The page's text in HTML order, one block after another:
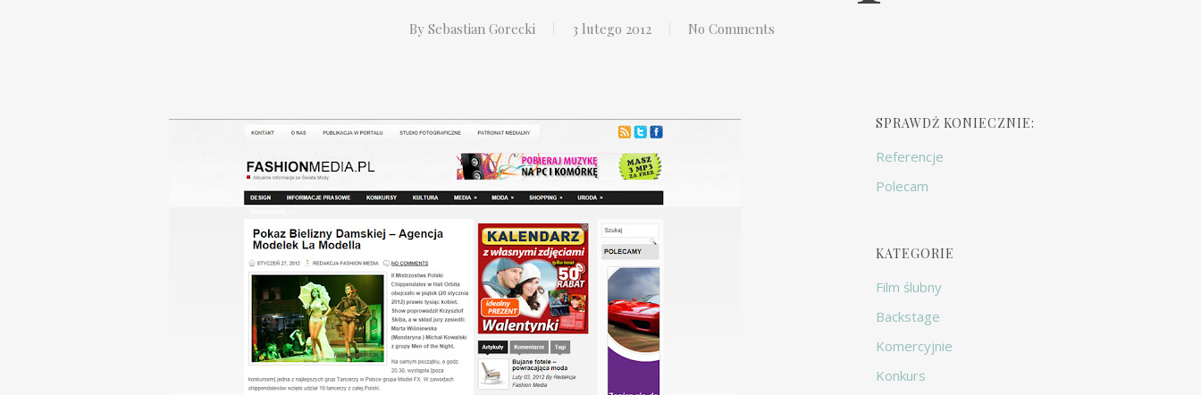
By Sebastian Gorecki 3 lutego 2012 No Comments
SPRAWDŹ KONIECZNIE:
Referencje
Polecam
KATEGORIE
Film ślubny
Backstage
Komercyjnie
Konkurs